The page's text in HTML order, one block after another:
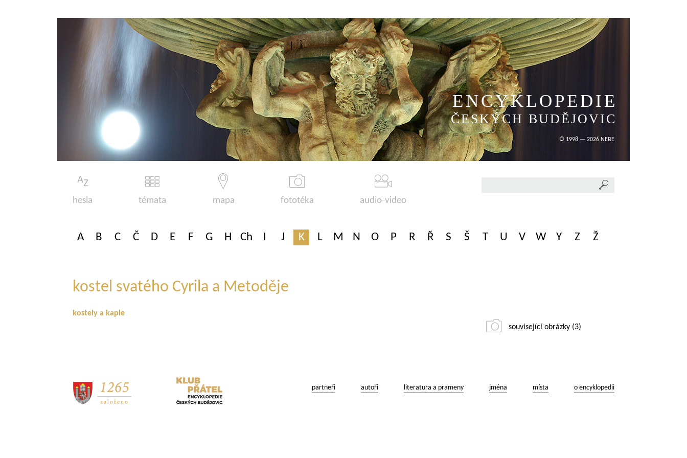
ENCYKLOPEDIE
ČESKÝCH BUDĚJOVIC
© 1998 — 2026 NEBE
hesla témata mapa fototéka audio-video
A B C Č D E F G H Ch I J K L M N O P R Ř S Š T U V W Y Z Ž
kostel svatého Cyrila a Metoděje
kostely a kaple
související obrázky (3)
partneři autoři literatura a prameny jména místa o encyklopedii